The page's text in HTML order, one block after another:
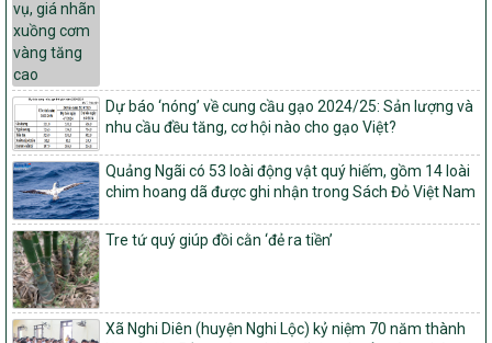
số và miền núi giai đoạn 2026-2035, giai đoạn I: Từ năm 2026
đến năm 2030
14/2026/TT-BNNMT
Hướng dẫn thực hiện một số nội dung tiêu chí, điều kiện thuộc Bộ
tiêu chí quốc gia về nông thôn mới giai đoạn 2026 – 2030 thuộc
phạm vi quản lý nhà nước của Bộ Nông nghiệp và Môi trường
417/QĐ-BNNMT
Phê duyệt Chương trình mục tiêu quốc gia xây dựng nông thôn
mới, giảm nghèo bền vững và phát triển kinh tế – xã hội vùng
đồng bào dân tộc thiểu số và miền núi giai đoạn 2026-2035, giai
đoạn I: Từ năm 2026 đến năm 2030
Nghị quyết số 08/2026/NQ-HĐND
Quy định nguyên tắc, tiêu chí, định mức phân bổ ngân sách trung
ương thực hiện Chương trình mục tiêu quốc gia xây dựng nông
Dự báo ‘nóng’ về cung cầu gạo 2024/25: Sản lượng và
nhu cầu đều tăng, cơ hội nào cho gạo Việt?
Quảng Ngãi có 53 loài động vật quý hiếm, gồm 14 loài
chim hoang dã được ghi nhận trong Sách Đỏ Việt Nam
Tre tứ quý giúp đồi cằn ‘đẻ ra tiền’
Xã Nghi Diên (huyện Nghi Lộc) kỷ niệm 70 năm thành